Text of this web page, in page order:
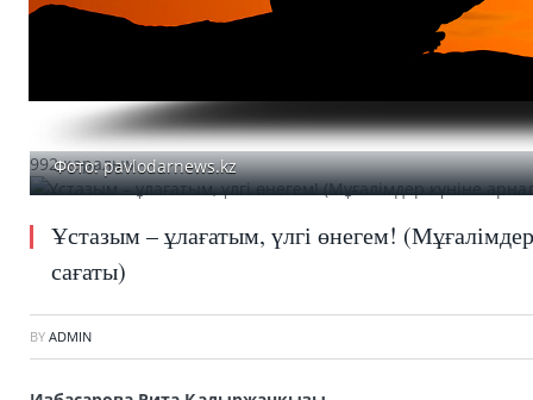
992 қаралым
Фото: pavlodarnews.kz
Ұстазым – ұлағатым, үлгі өнегем!
сағаты)
BY ADMIN